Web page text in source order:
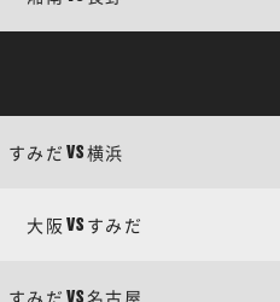
すみだ VS横浜
大阪VS すみだ
すみだ VS名古屋